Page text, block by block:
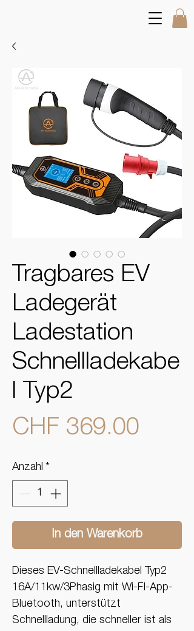
Tragbares EV
Ladegerät
Ladestation
Schnellladekabe
l Typ2
CHF 369.00
Anzahl *
In den Warenkorb
Dieses EV-Schnellladekabel Typ2
16A/11kw/3Phasig mit Wi-FI-App-
Bluetooth, unterstützt
Schnellladung, die schneller ist als